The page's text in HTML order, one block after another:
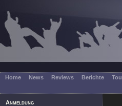
Home News Reviews Berichte
Anmeldung